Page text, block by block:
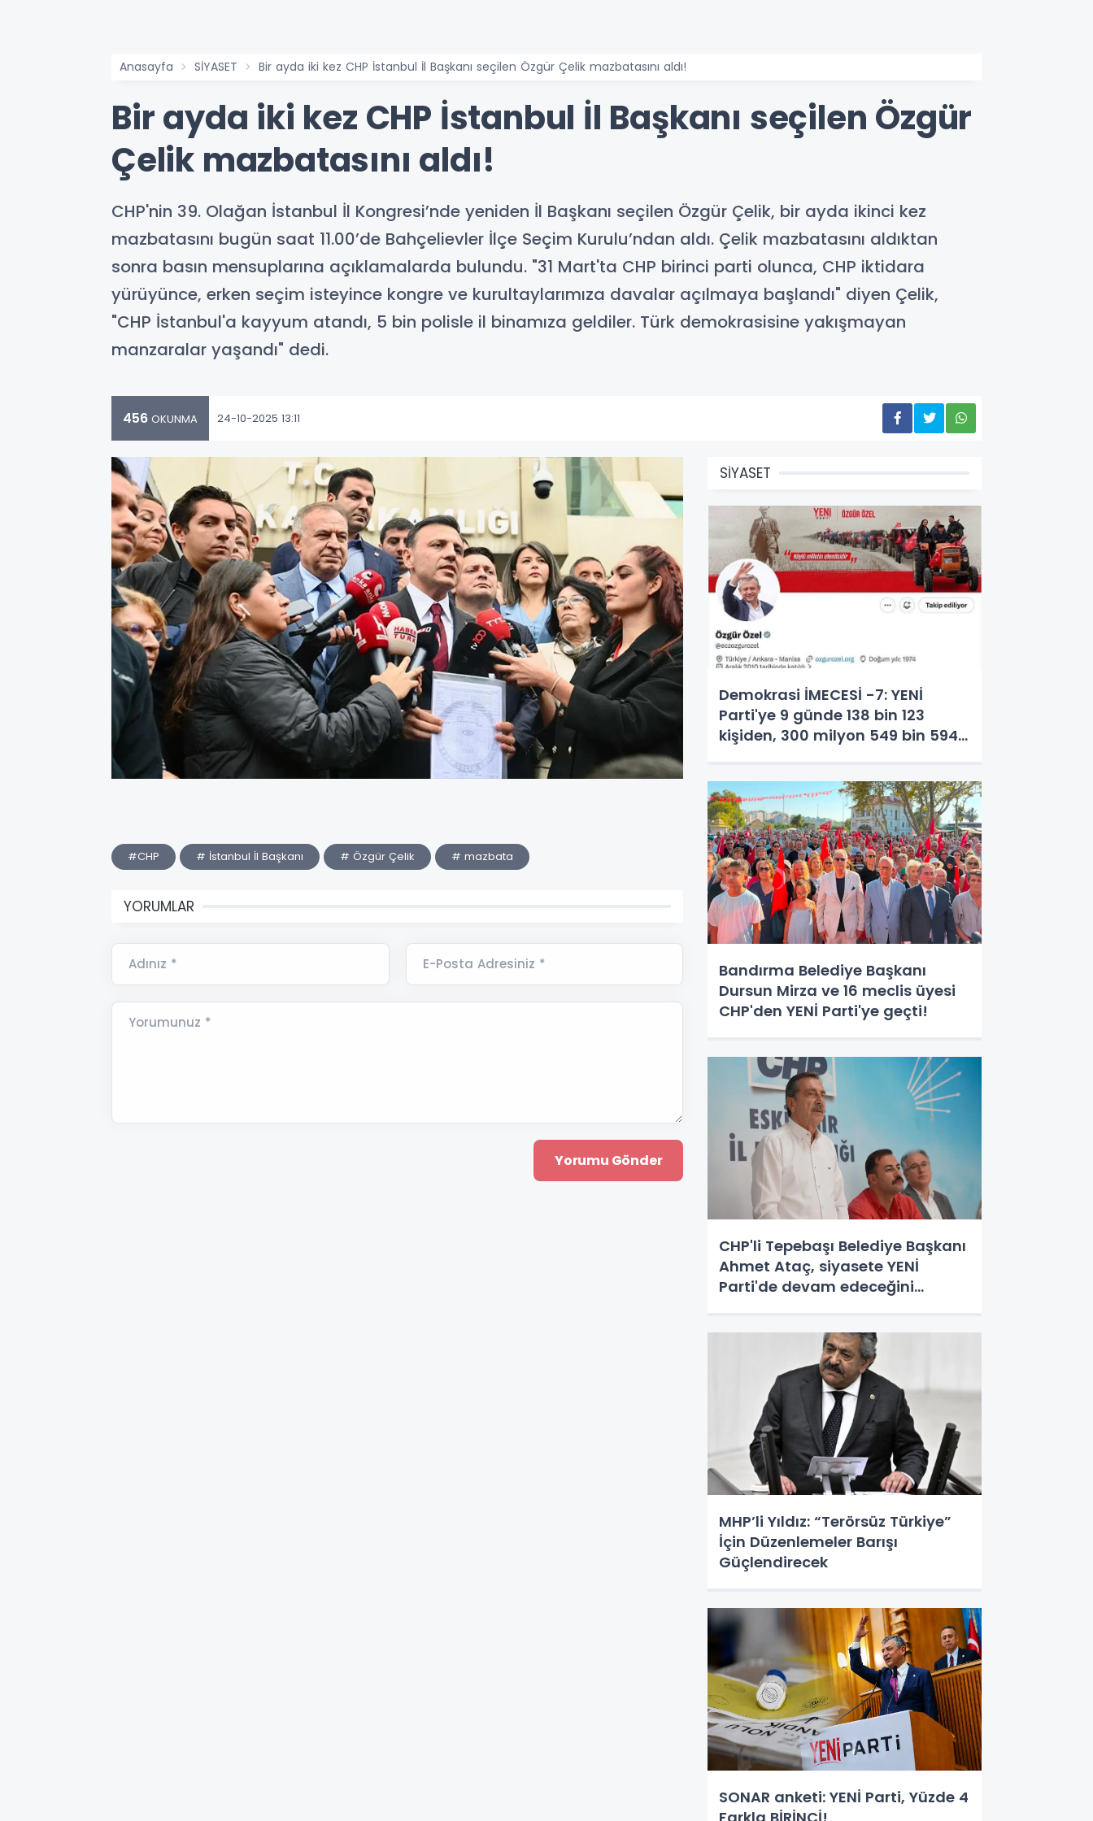
Anasayfa SİYASET Bir ayda iki kez CHP İstanbul İl Başkanı seçilen Özgür Çelik mazbatasını aldı!
Bir ayda iki kez CHP İstanbul İl Başkanı seçilen Özgür
Çelik mazbatasını aldı!
CHP'nin 39. Olağan İstanbul İl Kongresi’nde yeniden İl Başkanı seçilen Özgür Çelik, bir ayda ikinci kez
mazbatasını bugün saat 11.00’de Bahçelievler İlçe Seçim Kurulu’ndan aldı. Çelik mazbatasını aldıktan
sonra basın mensuplarına açıklamalarda bulundu. "31 Mart'ta CHP birinci parti olunca, CHP iktidara
yürüyünce, erken seçim isteyince kongre ve kurultaylarımıza davalar açılmaya başlandı" diyen Çelik,
"CHP İstanbul'a kayyum atandı, 5 bin polisle il binamıza geldiler. Türk demokrasisine yakışmayan
manzaralar yaşandı" dedi.
456 OKUNMA 24-10-2025 13:11
#CHP # İstanbul İl Başkanı # Özgür Çelik # mazbata
YORUMLAR
Adınız * E-Posta Adresiniz *
Yorumunuz *
SİYASET
Demokrasi İMECESİ -7: YENİ
Parti'ye 9 günde 138 bin 123
kişiden, 300 milyon 549 bin 594
Bandırma Belediye Başkanı
Dursun Mirza ve 16 meclis üyesi
CHP'den YENİ Parti'ye geçti!
CHP'li Tepebaşı Belediye Başkanı
Ahmet Ataç, siyasete YENİ
Parti'de devam edeceğini
MHP’li Yıldız: “Terörsüz Türkiye”
İçin Düzenlemeler Barışı
Güçlendirecek
SONAR anketi: YENİ Parti, Yüzde 4